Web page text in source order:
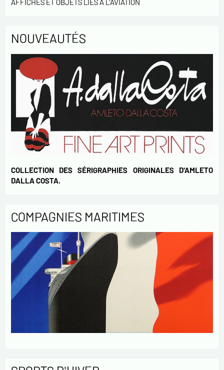
AFFICHES ET OBJETS LIÉS À L'AVIATION
NOUVEAUTÉS
COLLECTION DES SÉRIGRAPHIES ORIGINALES D'AMLETO
DALLA COSTA.
COMPAGNIES MARITIMES